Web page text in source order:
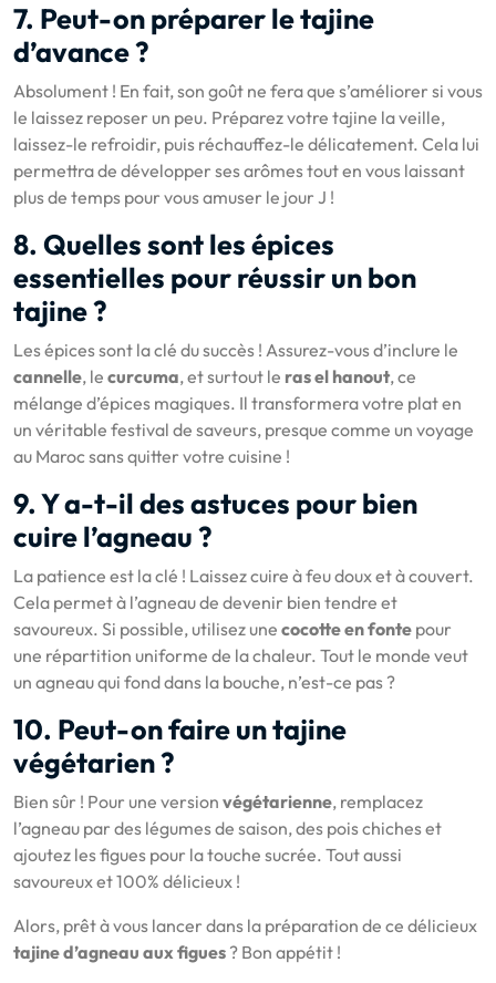
7. Peut-on préparer le tajine
d’avance ?
Absolument ! En fait, son goût ne fera que s’améliorer si vous
le laissez reposer un peu. Préparez votre tajine la veille,
laissez-le refroidir, puis réchauffez-le délicatement. Cela lui
permettra de développer ses arômes tout en vous laissant
plus de temps pour vous amuser le jour J !
8. Quelles sont les épices
essentielles pour réussir un bon
tajine ?
Les épices sont la clé du succès ! Assurez-vous d’inclure le
cannelle, le curcuma, et surtout le ras el hanout, ce
mélange d’épices magiques. Il transformera votre plat en
un véritable festival de saveurs, presque comme un voyage
au Maroc sans quitter votre cuisine !
9. Y a-t-il des astuces pour bien
cuire l’agneau ?
La patience est la clé ! Laissez cuire à feu doux et à couvert.
Cela permet à l’agneau de devenir bien tendre et
savoureux. Si possible, utilisez une cocotte en fonte pour
une répartition uniforme de la chaleur. Tout le monde veut
un agneau qui fond dans la bouche, n’est-ce pas ?
10. Peut-on faire un tajine
végétarien ?
Bien sûr ! Pour une version végétarienne, remplacez
l’agneau par des légumes de saison, des pois chiches et
ajoutez les figues pour la touche sucrée. Tout aussi
savoureux et 100% délicieux !
Alors, prêt à vous lancer dans la préparation de ce délicieux
tajine d’agneau aux figues ? Bon appétit !